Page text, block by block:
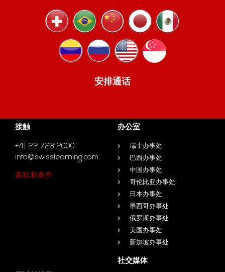
安排通话
接触
+41 22 723 2000
info@swisslearning.com
条款和条件
办公室
瑞士办事处
巴西办事处
中国办事处
哥伦比亚办事处
日本办事处
墨西哥办事处
俄罗斯办事处
美国办事处
新加坡办事处
社交媒体